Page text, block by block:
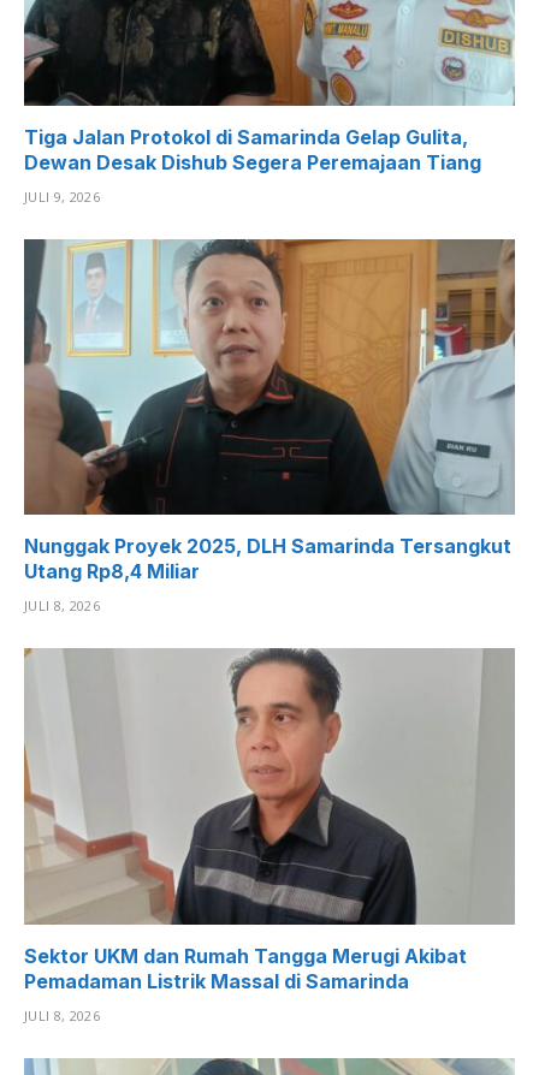
Tiga Jalan Protokol di Samarinda Gelap Gulita,
Dewan Desak Dishub Segera Peremajaan Tiang
JULI 9, 2026
Nunggak Proyek 2025, DLH Samarinda Tersangkut
Utang Rp8,4 Miliar
JULI 8, 2026
Sektor UKM dan Rumah Tangga Merugi Akibat
Pemadaman Listrik Massal di Samarinda
JULI 8, 2026